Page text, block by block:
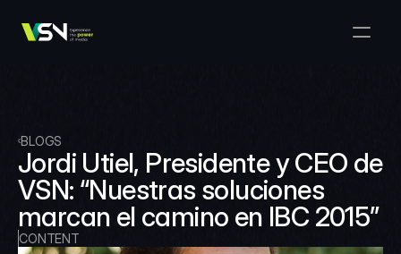
VSN Crea
VSN One TV
VSNExplorer + VSNOne TV
Media Production Workflow
VSNExplorer + Wedit
Media Exchange
VSNExplorer
News & Live Entertainment
VSN NewsConnect + VSN AI
Company
Select Language
English
EN TALK TO US
BLOGS
Jordi Utiel, Presidente y CEO de
VSN: “Nuestras soluciones
marcan el camino en IBC 2015”
CONTENT